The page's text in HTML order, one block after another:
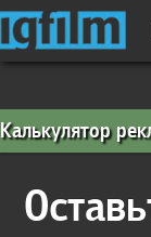
Калькулятор